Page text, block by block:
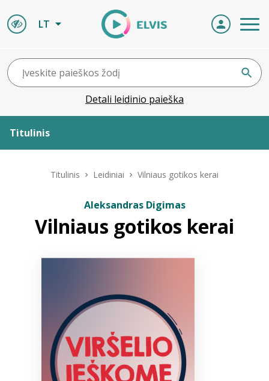
LT
Detali leidinio paieška
Titulinis
ELVIS atvyksta
Titulinis Leidiniai Vilniaus gotikos kerai
Aleksandras Digimas
Vilniaus gotikos kerai